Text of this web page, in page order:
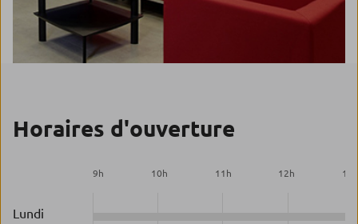
Horaires d'ouverture
9h 10h 11 h 12h 13
Lundi